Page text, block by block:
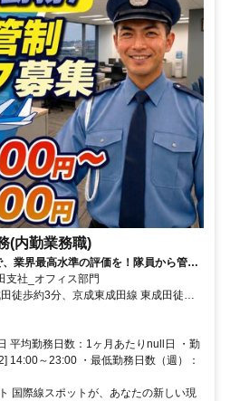
(内勤業務職)
業界最高水準の評価を！隊員から管制
進む、キャリア採用です★成田空港の
こそ、トップクラスの日給をご用意！
経験の方には、施設警備業務検定2級
社_オフィス部門
徒歩約3分、京成東成田線 東成田徒歩
ターミナル徒歩約10分 最寄：東成田
平均勤務日数：1ヶ月あたりnull日 ・勤
14:00～23:00 ・最低勤務日数（週）：
国際線スポットが、あなたの新しい現